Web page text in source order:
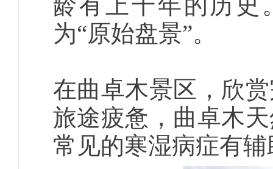
为“原始盘景”。
在曲卓木景区，欣
旅途疲惫，曲卓木
常见的寒湿病症有